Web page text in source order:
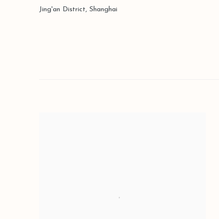
Jing'an District, Shanghai